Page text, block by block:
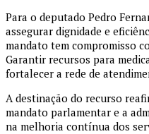
Para o deputado Pedro
assegurar dignidade e
mandato tem compromisso
Garantir recursos para
fortalecer a rede de
A destinação do recurso
mandato parlamentar e a
na melhoria contínua dos